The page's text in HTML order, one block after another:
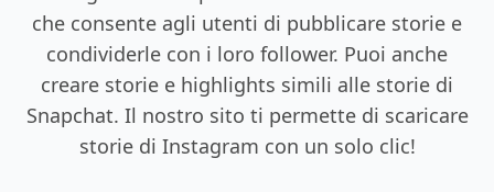
che consente agli utenti di pubblicare storie e
condividerle con i loro follower. Puoi anche
creare storie e highlights simili alle storie di
Snapchat. Il nostro sito ti permette di scaricare
storie di Instagram con un solo clic!